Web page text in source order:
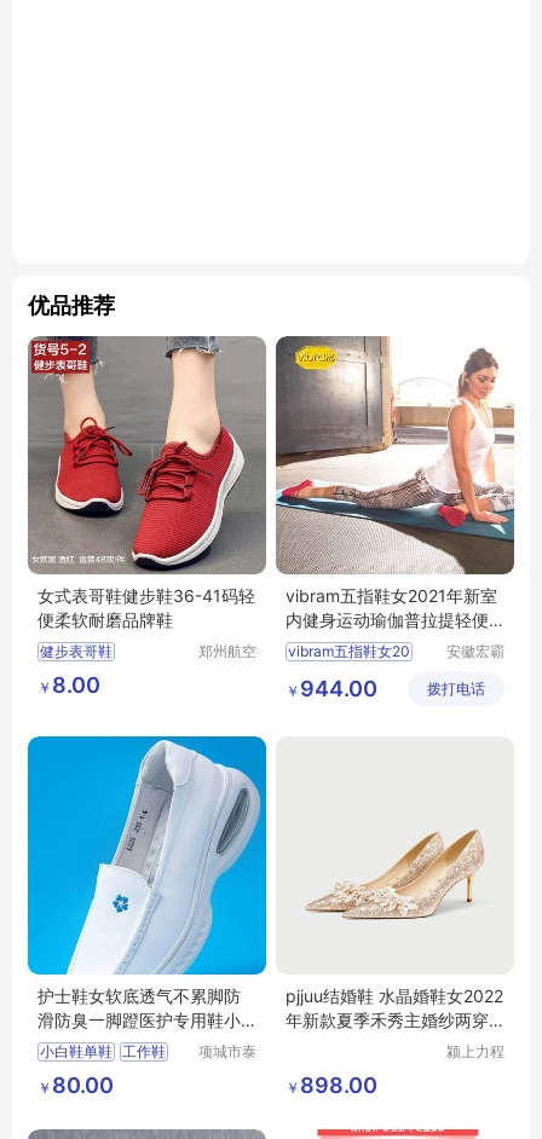
优品推荐
女式表哥鞋健步鞋36-41码轻
便柔软耐磨品牌鞋
健步表哥鞋
郑州航空
￥ 8.00
vibram五指鞋女2021年新室
内健身运动瑜伽普拉提轻便
鞋ALITZALOOP
vibram五指鞋女20
安徽宏霸
有限公司
￥ 944.00 拨打电话
护士鞋女软底透气不累脚防
滑防臭一脚蹬医护专用鞋小
白鞋单鞋
小白鞋单鞋 工作鞋
护士鞋女
项城市泰
￥ 80.00
pjjuu结婚鞋 水晶婚鞋女2022
年新款夏季禾秀主婚纱两穿
颍上力程
￥ 898.00